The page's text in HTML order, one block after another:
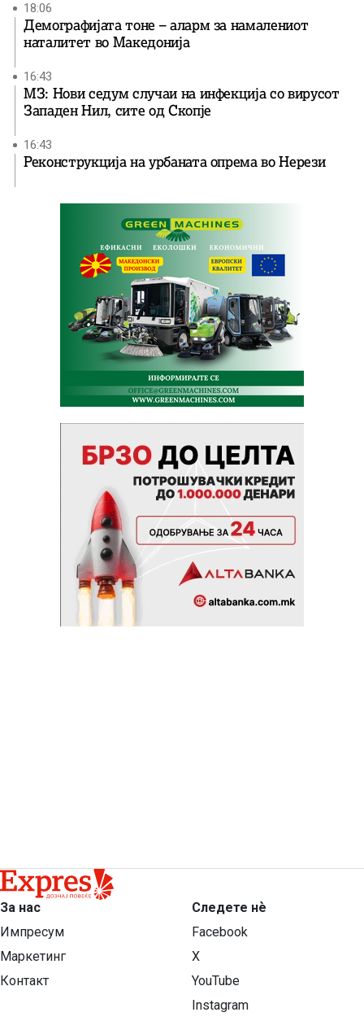
18:06
Демографијата тоне – аларм за намалениот
наталитет во Македонија
16:43
МЗ: Нови седум случаи на инфекција со вирусот
Западен Нил, сите од Скопје
16:43
Реконструкција на урбаната опрема во Нерези
За нас
Импресум
Маркетинг
Контакт
Следете нѐ
Facebook
X
YouTube
Instagram